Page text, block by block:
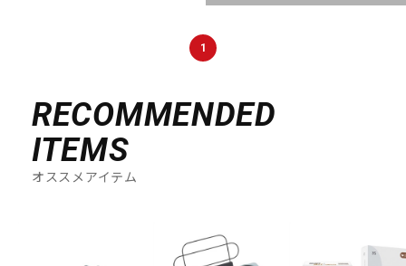
1
RECOMMENDED
ITEMS
オススメアイテム